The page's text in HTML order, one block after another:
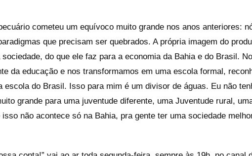
cometeu um equívoco muito grande nos anos anteriores:
que precisam ser quebrados. A própria imagem do
do que ele faz para a economia da Bahia e do Brasil.
da educação e nos transformamos em uma escola formal,
escola do Brasil. Isso para mim é um divisor de águas. Eu não
grande para uma juventude diferente, uma Juventude rural,
não acontece só na Bahia, pra gente ter uma sociedade